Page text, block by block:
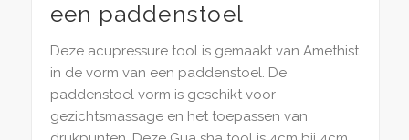
een paddenstoel
Deze acupressure tool is gemaakt van Amethist
in de vorm van een paddenstoel. De
paddenstoel vorm is geschikt voor
gezichtsmassage en het toepassen van